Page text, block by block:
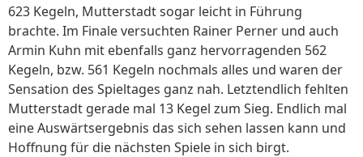
623 Kegeln, Mutterstadt sogar leicht in Führung
brachte. Im Finale versuchten Rainer Perner und auch
Armin Kuhn mit ebenfalls ganz hervorragenden 562
Kegeln, bzw. 561 Kegeln nochmals alles und waren der
Sensation des Spieltages ganz nah. Letztendlich fehlten
Mutterstadt gerade mal 13 Kegel zum Sieg. Endlich mal
eine Auswärtsergebnis das sich sehen lassen kann und
Hoffnung für die nächsten Spiele in sich birgt.